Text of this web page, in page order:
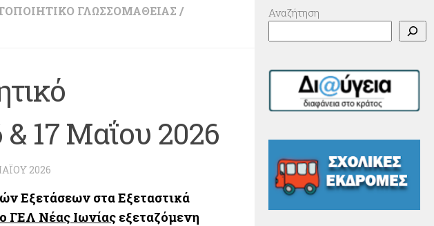
ΓΛΩΣΣΟΜΆΘΕΙΑΣ /
17 Μαΐου 2026
2026
Εξετάσεων στα Εξεταστικά
ΓΕΛ Νέας Ιωνίας εξεταζόμενη
Αναζήτηση